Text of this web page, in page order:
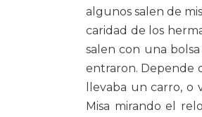
algunos salen de
caridad de los
salen con una
entraron. Depende
llevaba un carro, o
Misa mirando el